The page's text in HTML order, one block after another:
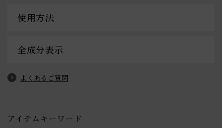
使用方法
全成分表示
よくあるご質問
アイテムキーワード